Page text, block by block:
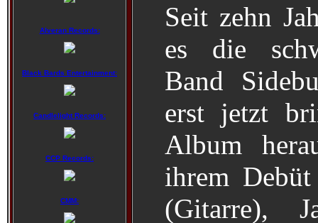
Alveran Records:
Black Bards Entertainment:
Candlelight Records:
CCP Records:
CMM:
Seit zehn
es die
Band
erst jetzt
Album
ihrem
(Gitarre),